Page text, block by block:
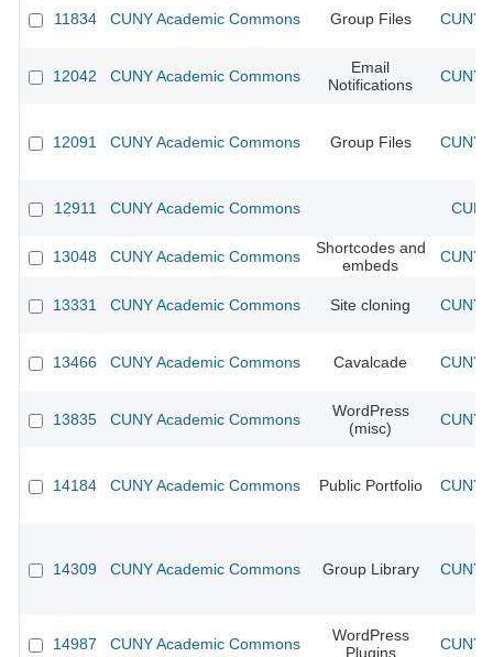
11834 CUNY Academic Commons Group Files CUNY
12042 CUNY Academic Commons
Email
Notifications
CUNY
12091 CUNY Academic Commons Group Files CUNY
12911 CUNY Academic Commons
13048 CUNY Academic Commons
Shortcodes and
embeds
CUNY
13331 CUNY Academic Commons Site cloning CUNY
13466 CUNY Academic Commons Cavalcade CUNY
13835 CUNY Academic Commons
WordPress
(misc)
CUNY
14184 CUNY Academic Commons Public Portfolio CUNY
14309 CUNY Academic Commons Group Library CUNY
14987 CUNY Academic Commons
WordPress
Plugins
CUNY